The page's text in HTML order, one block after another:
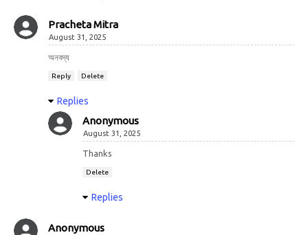
Pracheta Mitra
August 31, 2025
অনবদ্য
Reply Delete
Replies
Anonymous
August 31, 2025
Thanks
Delete
Replies
Anonymous